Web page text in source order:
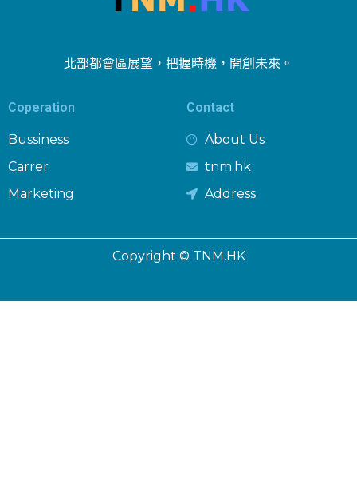
北部都會區展望，把握時機，開創未來。
Coperation
Bussiness
Carrer
Marketing
Contact
About Us
tnm.hk
Address
Copyright © TNM.HK